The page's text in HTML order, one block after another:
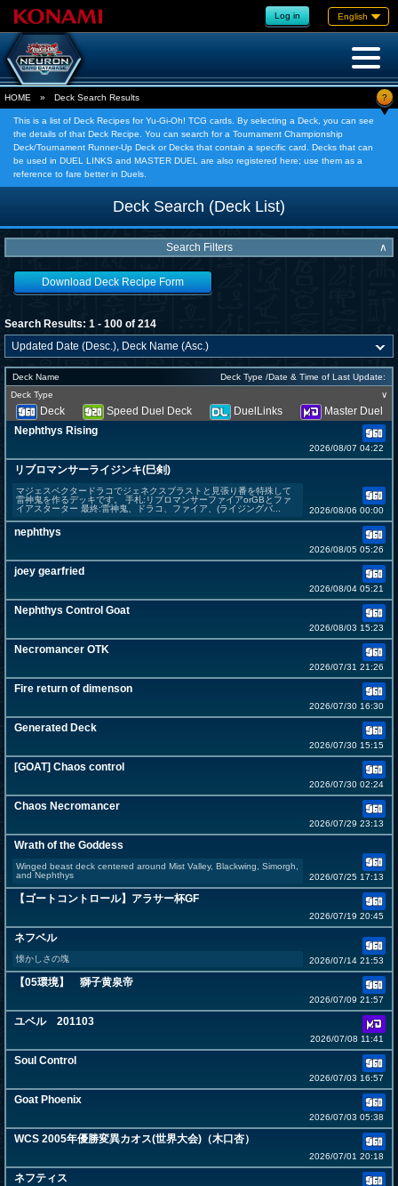
Log in English
HOME » Deck Search Results ?
This is a list of Deck Recipes for Yu-Gi-Oh! TCG cards. By selecting a Deck, you can see
the details of that Deck Recipe. You can search for a Tournament Championship
Deck/Tournament Runner-Up Deck or Decks that contain a specific card. Decks that can
be used in DUEL LINKS and MASTER DUEL are also registered here; use them as a
reference to fare better in Duels.
Deck Search (Deck List)
Search Filters ∧
Download Deck Recipe Form
Search Results: 1 - 100 of 214
Deck Name
Deck Type /Date & Time of Last Update:
Deck Type
∨
Deck Speed Duel Deck DuelLinks
Master Duel
Nephthys Rising
2026/08/07 04:22
リブロマンサーライジンキ(巳剣)
マジェスペクタードラコでジェネクスブラストと見張り番を特殊して
雷神鬼を作るデッキです。 手札:リブロマンサーファイアorGBとファ
イアスターター 最終:雷神鬼、ドラコ、ファイア、(ライジングバ...
2026/08/06 00:00
nephthys
2026/08/05 05:26
joey gearfried
2026/08/04 05:21
Nephthys Control Goat
2026/08/03 15:23
Necromancer OTK
2026/07/31 21:26
Fire return of dimenson
2026/07/30 16:30
Generated Deck
2026/07/30 15:15
[GOAT] Chaos control
2026/07/30 02:24
Chaos Necromancer
2026/07/29 23:13
Wrath of the Goddess
Winged beast deck centered around Mist Valley, Blackwing, Simorgh,
and Nephthys
2026/07/25 17:13
【ゴートコントロール】アラサー杯GF
2026/07/19 20:45
ネフベル
懐かしさの塊 2026/07/14 21:53
【05環境】 獅子黄泉帝
2026/07/09 21:57
ユベル 201103
2026/07/08 11:41
Soul Control
2026/07/03 16:57
Goat Phoenix
2026/07/03 05:38
WCS 2005年優勝変異カオス(世界大会)（木口杏）
2026/07/01 20:18
ネフティス